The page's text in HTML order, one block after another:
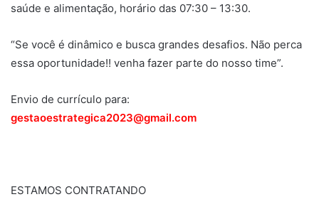
saúde e alimentação, horário das 07:30 – 13:30.
“Se você é dinâmico e busca grandes desafios. Não perca
essa oportunidade!! venha fazer parte do nosso time”.
Envio de currículo para:
gestaoestrategica2023@gmail.com
ESTAMOS CONTRATANDO